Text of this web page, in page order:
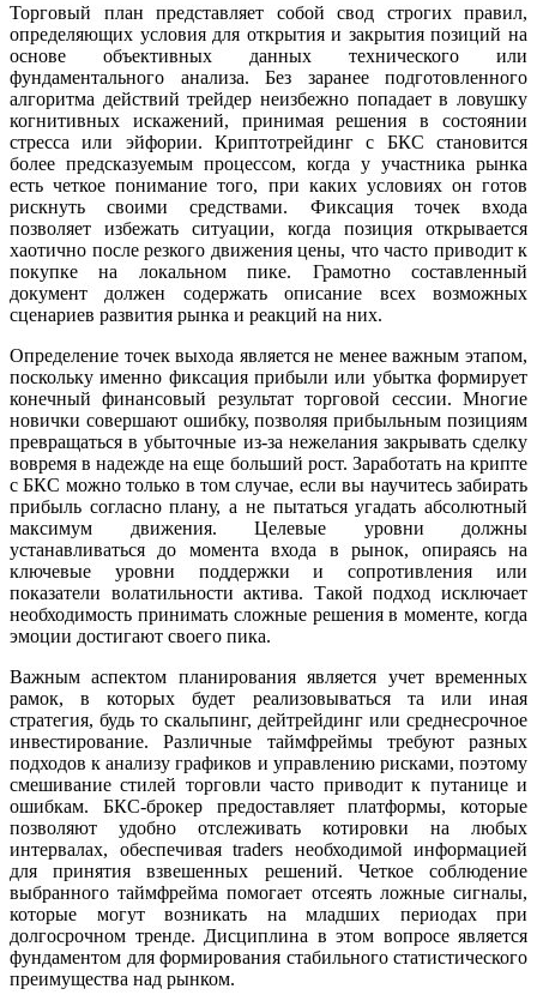
Торговый план представляет собой свод строгих правил,
определяющих условия для открытия и закрытия позиций на
основе объективных данных технического или
фундаментального анализа. Без заранее подготовленного
алгоритма действий трейдер неизбежно попадает в ловушку
когнитивных искажений, принимая решения в состоянии
стресса или эйфории. Криптотрейдинг с БКС становится
более предсказуемым процессом, когда у участника рынка
есть четкое понимание того, при каких условиях он готов
рискнуть своими средствами. Фиксация точек входа
позволяет избежать ситуации, когда позиция открывается
хаотично после резкого движения цены, что часто приводит к
покупке на локальном пике. Грамотно составленный
документ должен содержать описание всех возможных
сценариев развития рынка и реакций на них.
Определение точек выхода является не менее важным этапом,
поскольку именно фиксация прибыли или убытка формирует
конечный финансовый результат торговой сессии. Многие
новички совершают ошибку, позволяя прибыльным позициям
превращаться в убыточные из-за нежелания закрывать сделку
вовремя в надежде на еще больший рост. Заработать на крипте
с БКС можно только в том случае, если вы научитесь забирать
прибыль согласно плану, а не пытаться угадать абсолютный
максимум движения. Целевые уровни должны
устанавливаться до момента входа в рынок, опираясь на
ключевые уровни поддержки и сопротивления или
показатели волатильности актива. Такой подход исключает
необходимость принимать сложные решения в моменте, когда
эмоции достигают своего пика.
Важным аспектом планирования является учет временных
рамок, в которых будет реализовываться та или иная
стратегия, будь то скальпинг, дейтрейдинг или среднесрочное
инвестирование. Различные таймфреймы требуют разных
подходов к анализу графиков и управлению рисками, поэтому
смешивание стилей торговли часто приводит к путанице и
ошибкам. БКС-брокер предоставляет платформы, которые
позволяют удобно отслеживать котировки на любых
интервалах, обеспечивая traders необходимой информацией
для принятия взвешенных решений. Четкое соблюдение
выбранного таймфрейма помогает отсеять ложные сигналы,
которые могут возникать на младших периодах при
долгосрочном тренде. Дисциплина в этом вопросе является
фундаментом для формирования стабильного статистического
преимущества над рынком.